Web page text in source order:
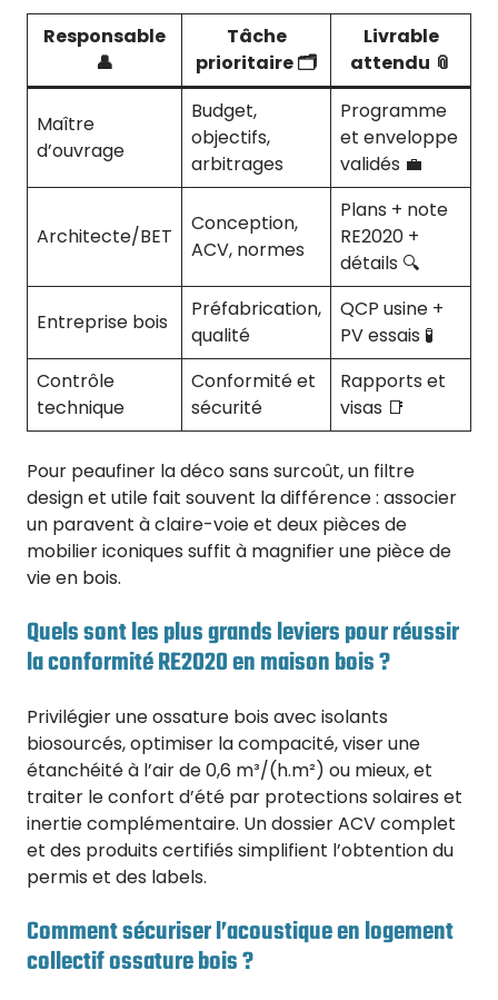
Responsable
👤
Tâche
prioritaire 🗂️
Livrable
attendu 📎
Maître
d’ouvrage
Budget,
objectifs,
arbitrages
Programme
et enveloppe
validés 💼
Architecte/BET
Conception,
ACV, normes
Plans + note
RE2020 +
détails 🔍
Entreprise bois
Préfabrication,
qualité
QCP usine +
PV essais 🧪
Contrôle
technique
Conformité et
sécurité
Rapports et
visas 📑
Pour peaufiner la déco sans surcoût, un filtre
design et utile fait souvent la différence : associer
un paravent à claire-voie et deux pièces de
mobilier iconiques suffit à magnifier une pièce de
vie en bois.
Quels sont les plus grands leviers pour réussir
la conformité RE2020 en maison bois ?
Privilégier une ossature bois avec isolants
biosourcés, optimiser la compacité, viser une
étanchéité à l’air de 0,6 m³/(h.m²) ou mieux, et
traiter le confort d’été par protections solaires et
inertie complémentaire. Un dossier ACV complet
et des produits certifiés simplifient l’obtention du
permis et des labels.
Comment sécuriser l’acoustique en logement
collectif ossature bois ?